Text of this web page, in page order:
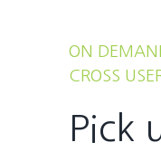
ON
CROSS
Pick